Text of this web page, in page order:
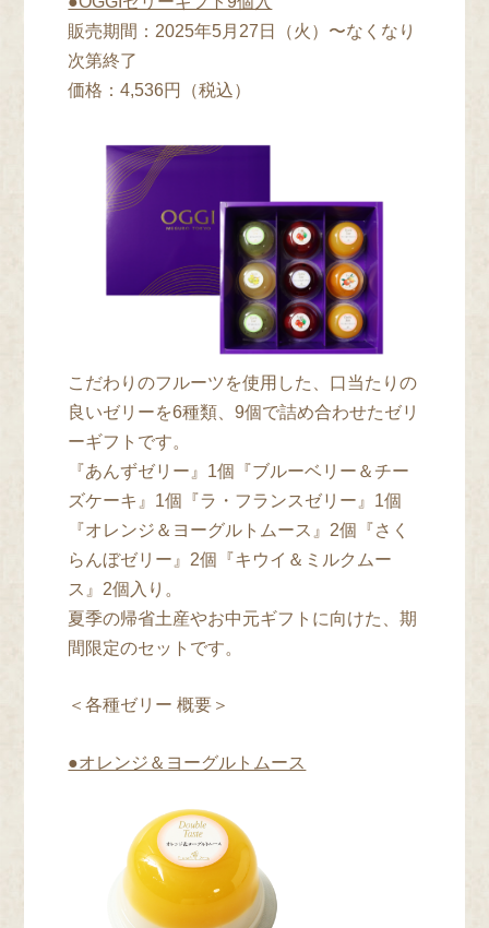
販売期間：2025年5⽉27⽇（火）〜なくなり
次第終了
価格：4,536円（税込）
こだわりのフルーツを使用した、口当たりの
良いゼリーを6種類、9個で詰め合わせたゼリ
ーギフトです。
『あんずゼリー』1個『ブルーベリー＆チー
ズケーキ』1個『ラ・フランスゼリー』1個
『オレンジ＆ヨーグルトムース』2個『さく
らんぼゼリー』2個『キウイ＆ミルクムー
ス』2個入り。
夏季の帰省土産やお中元ギフトに向けた、期
間限定のセットです。
＜各種ゼリー 概要＞
●オレンジ＆ヨーグルトムース